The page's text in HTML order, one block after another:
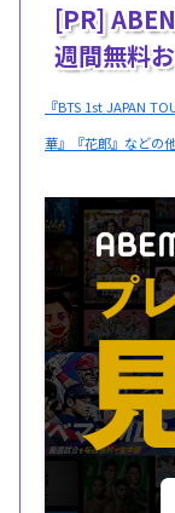
[PR]
週間無料
『BTS 1st JAPAN
華』『花郎』などの